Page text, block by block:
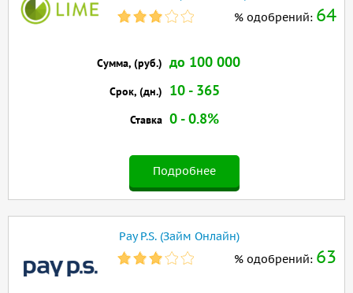
% одобрений: 64
Подробнее
Сумма, (руб.) до 100 000
Срок, (дн.) 10 - 365
Ставка 0 - 0.8%
Pay P.S. (Займ Онлайн)
% одобрений: 63